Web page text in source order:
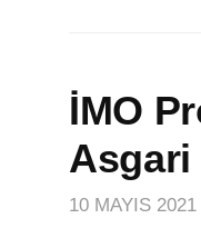
İMO
Asgari
10 MAYIS 2021